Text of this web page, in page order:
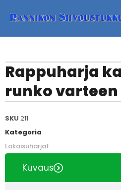
Rappuharja
runko varteen
SKU 211
Kategoria
Lakaisuharjat
Kuvaus